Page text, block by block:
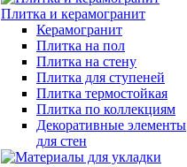
Плитка и керамогранит
Керамогранит
Плитка на пол
Плитка на стену
Плитка для ступеней
Плитка термостойкая
Плитка по коллекциям
Декоративные элементы
для стен